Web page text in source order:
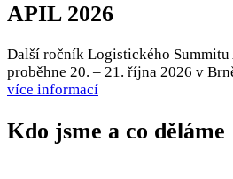
APIL 2026
Další ročník Logistického Summitu
proběhne 20. – 21. října 2026 v
více informací
Kdo jsme a co děláme